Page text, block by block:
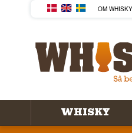
OM
WHISKY